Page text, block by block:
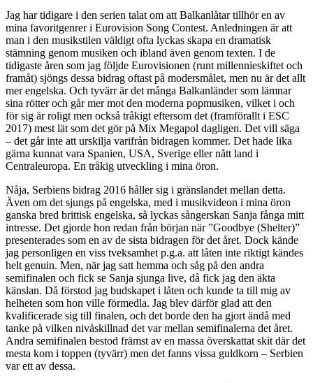
Jag har tidigare i den serien talat om att Balkanlåtar tillhör en av
mina favoritgenrer i Eurovision Song Contest. Anledningen är att
man i den musikstilen väldigt ofta lyckas skapa en dramatisk
stämning genom musiken och ibland även genom texten. I de
tidigaste åren som jag följde Eurovisionen (runt millennieskiftet och
framåt) sjöngs dessa bidrag oftast på modersmålet, men nu är det allt
mer engelska. Och tyvärr är det många Balkanländer som lämnar
sina rötter och går mer mot den moderna popmusiken, vilket i och
för sig är roligt men också tråkigt eftersom det (framförallt i ESC
2017) mest lät som det gör på Mix Megapol dagligen. Det vill säga
– det går inte att urskilja varifrån bidragen kommer. Det hade lika
gärna kunnat vara Spanien, USA, Sverige eller nått land i
Centraleuropa. En tråkig utveckling i mina öron.
Nåja, Serbiens bidrag 2016 håller sig i gränslandet mellan detta.
Även om det sjungs på engelska, med i musikvideon i mina öron
ganska bred brittisk engelska, så lyckas sångerskan Sanja fånga mitt
intresse. Det gjorde hon redan från början när ”Goodbye (Shelter)”
presenterades som en av de sista bidragen för det året. Dock kände
jag personligen en viss tveksamhet p.g.a. att låten inte riktigt kändes
helt genuin. Men, när jag satt hemma och såg på den andra
semifinalen och fick se Sanja sjunga live, då fick jag den äkta
känslan. Då förstod jag budskapet i låten och kunde ta till mig av
helheten som hon ville förmedla. Jag blev därför glad att den
kvalificerade sig till finalen, och det borde den ha gjort ändå med
tanke på vilken nivåskillnad det var mellan semifinalerna det året.
Andra semifinalen bestod främst av en massa överskattat skit där det
mesta kom i toppen (tyvärr) men det fanns vissa guldkorn – Serbien
var ett av dessa.